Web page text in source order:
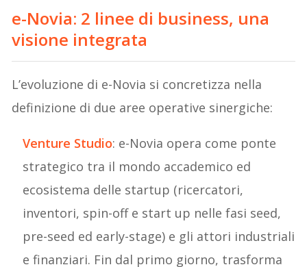
e-Novia: 2 linee di business, una
visione integrata
L’evoluzione di e-Novia si concretizza nella
definizione di due aree operative sinergiche:
Venture Studio: e-Novia opera come ponte
strategico tra il mondo accademico ed
ecosistema delle startup (ricercatori,
inventori, spin-off e start up nelle fasi seed,
pre-seed ed early-stage) e gli attori industriali
e finanziari. Fin dal primo giorno, trasforma